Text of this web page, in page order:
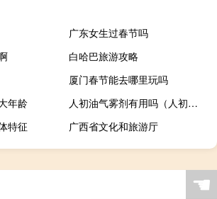
广东女生过春节吗
白哈巴旅游攻略
厦门春节能去哪里玩吗
年龄
人初油气雾剂有用吗（人初油气雾剂）
特征
广西省文化和旅游厅
☚